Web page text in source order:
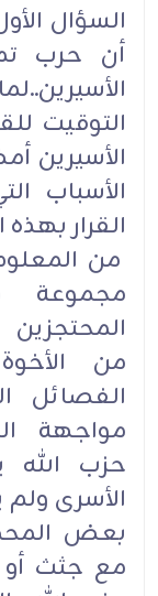
السؤال
أن حرب
التوقيت
الأسيرين
الأسباب
القرار بهذه
من
مجموعة
من
الفصائل
مواجهة
حزب الله
الأسرى
بعض
مع جثث أو